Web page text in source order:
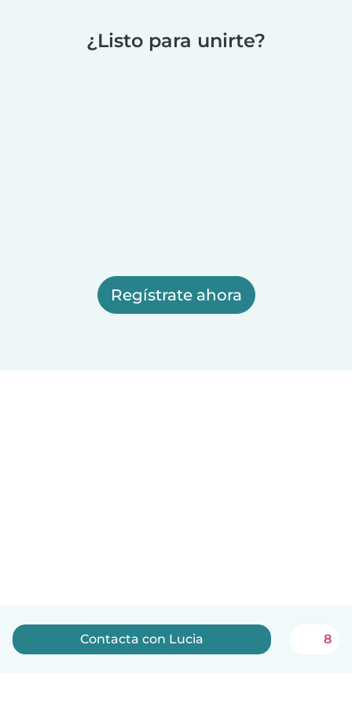
¿Listo para unirte?
Regístrate ahora
Contacta con Lucia 8